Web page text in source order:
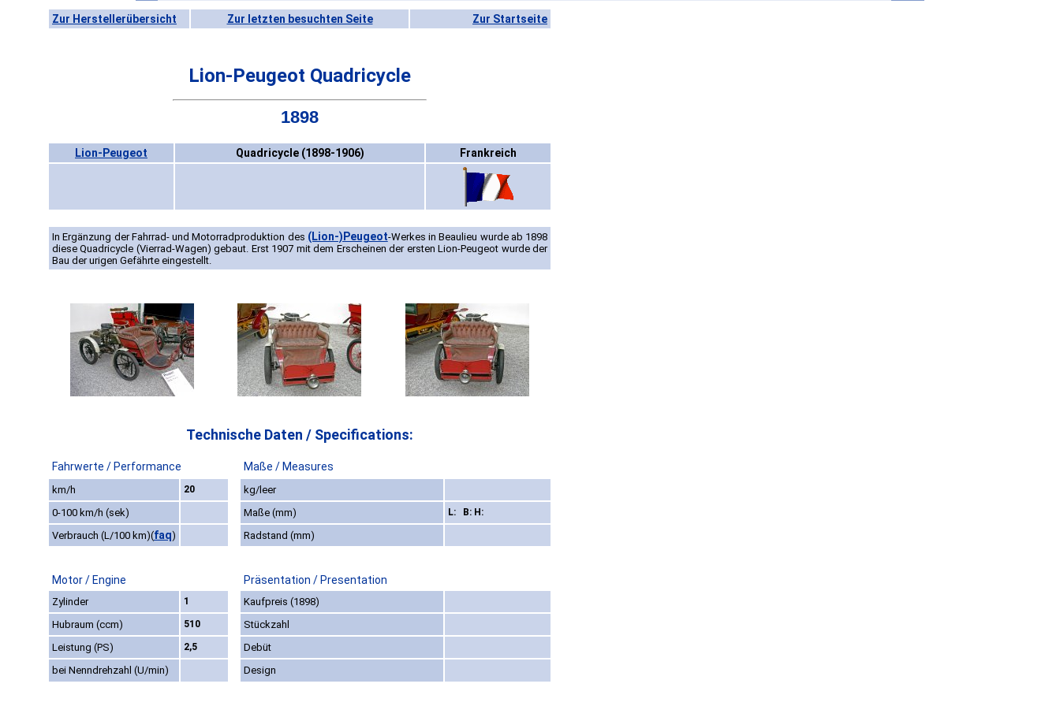
Zur Herstellerübersicht Zur letzten besuchten Seite Zur Startseite
Lion-Peugeot Quadricycle
1898
Lion-Peugeot Quadricycle (1898-1906) Frankreich
In Ergänzung der Fahrrad- und Motorradproduktion des (Lion-)Peugeot-Werkes in Beaulieu wurde ab 1898
diese Quadricycle (Vierrad-Wagen) gebaut. Erst 1907 mit dem Erscheinen der ersten Lion-Peugeot wurde der
Bau der urigen Gefährte eingestellt.
Technische Daten / Specifications:
Fahrwerte / Performance Maße / Measures
km/h 20
kg/leer
0-100 km/h (sek)
Maße (mm) L: B: H:
Verbrauch (L/100 km)(faq) Radstand (mm)
Motor / Engine Präsentation / Presentation
Zylinder 1
Kaufpreis (1898)
Hubraum (ccm)
510
Stückzahl
Leistung (PS)
2,5
Debüt
bei Nenndrehzahl (U/min)
Design